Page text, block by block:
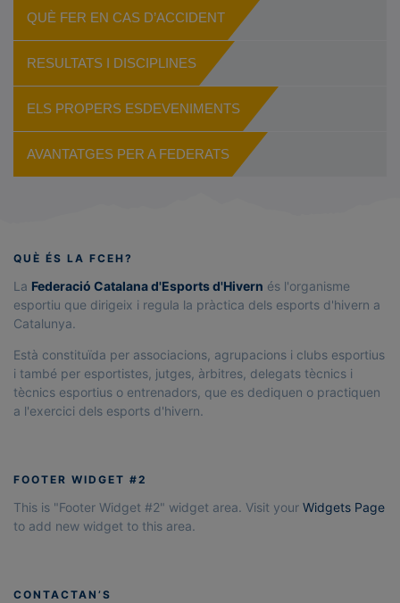
i
o
n
QUÈ FER EN CAS D’ACCIDENT
RESULTATS I DISCIPLINES
ELS PROPERS ESDEVENIMENTS
AVANTATGES PER A FEDERATS
QUÈ ÉS LA FCEH?
La Federació Catalana d'Esports d'Hivern és l'organisme
esportiu que dirigeix i regula la pràctica dels esports d'hivern a
Catalunya.
Està constituïda per associacions, agrupacions i clubs esportius
i també per esportistes, jutges, àrbitres, delegats tècnics i
tècnics esportius o entrenadors, que es dediquen o practiquen
a l'exercici dels esports d'hivern.
FOOTER WIDGET #2
This is "Footer Widget #2" widget area. Visit your Widgets Page
to add new widget to this area.
CONTACTAN’S